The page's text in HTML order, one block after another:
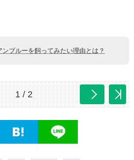
ンブルーを飼ってみたい理由とは？
1 / 2